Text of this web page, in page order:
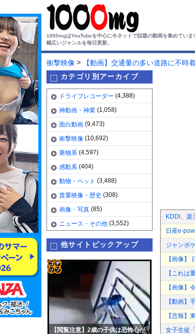
1000mgはYouTubeを中心に今ネットで話題の動画を集めていま
幅広いジャンルを毎日更新。
衝撃映像 >
【動画】交通量の多い道路に不時
カテゴリ別アーカイブ
ドライブレコーダー (4,388)
神動画・神業 (1,058)
面白動画 (9,473)
衝撃映像 (10,692)
乗物系 (4,597)
感動系 (404)
動物・ペット (3,488)
貴重映像・歴史 (308)
画像・写真 (85)
ニュース・その他 (3,552)
他サイトピックアップ
【閲覧注意】2歳の子供は恐怖心が
- 固
定リ
KDDI、楽
日産e-
ジャンポ
【画像】
【これは
【画像】
【動画】
【悲報】
女子生徒